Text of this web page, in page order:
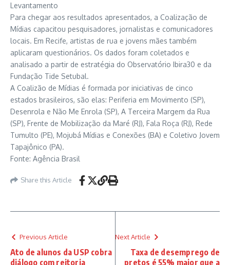
Levantamento
Para chegar aos resultados apresentados, a Coalização de
Mídias capacitou pesquisadores, jornalistas e comunicadores
locais. Em Recife, artistas de rua e jovens mães também
aplicaram questionários. Os dados foram coletados e
analisado a partir de estratégia do Observatório Ibira30 e da
Fundação Tide Setubal.
A Coalizão de Mídias é formada por iniciativas de cinco
estados brasileiros, são elas: Periferia em Movimento (SP),
Desenrola e Não Me Enrola (SP), A Terceira Margem da Rua
(SP), Frente de Mobilização da Maré (RJ), Fala Roça (RJ), Rede
Tumulto (PE), Mojubá Mídias e Conexões (BA) e Coletivo Jovem
Tapajônico (PA).
Fonte: Agência Brasil
Share this Article
Previous Article
Ato de alunos da USP cobra
diálogo com reitoria
Next Article
Taxa de desemprego de
pretos é 55% maior que a